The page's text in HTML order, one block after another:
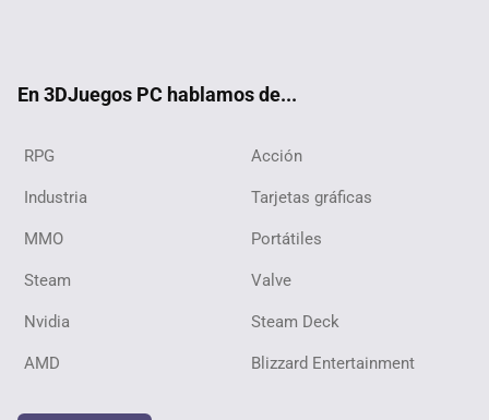
En 3DJuegos PC hablamos de...
RPG Acción
Industria Tarjetas gráficas
MMO Portátiles
Steam Valve
Nvidia Steam Deck
AMD Blizzard Entertainment